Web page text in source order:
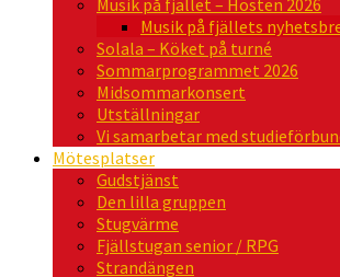
Musik på fjället – Hösten 2026
Musik på fjällets
Solala – Köket på turné
Sommarprogrammet 2026
Midsommarkonsert
Utställningar
Vi samarbetar med
Mötesplatser
Gudstjänst
Den lilla gruppen
Stugvärme
Fjällstugan senior / RPG
Strandängen